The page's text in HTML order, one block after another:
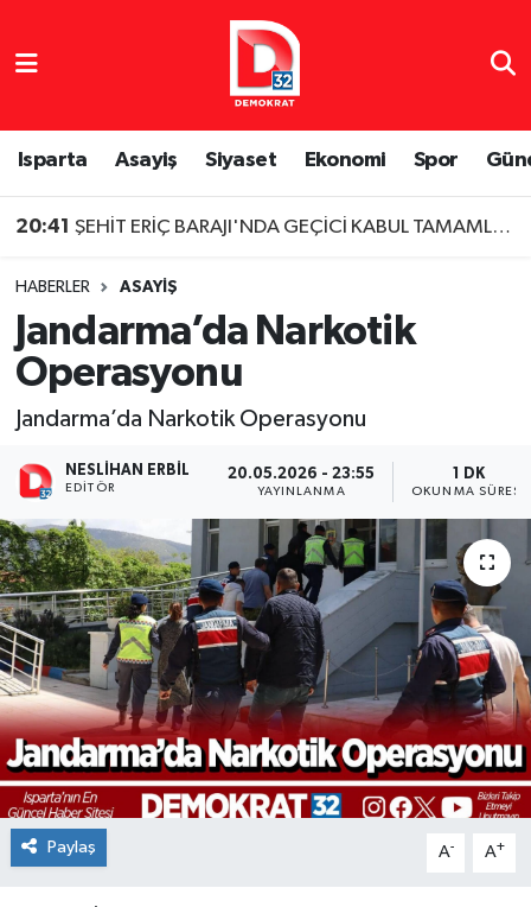
Isparta Asayiş Siyaset Ekonomi Spor
20:41 ŞEHİT ERİÇ BARAJI'NDA GEÇİCİ KABUL TAMAMLANDI
HABERLER ASAYIŞ
Jandarma’da Narkotik
Operasyonu
Jandarma’da Narkotik Operasyonu
NESLIHAN ERBIL
EDITÖR
20.05.2026 - 23:55
YAYINLANMA
1 DK
OKUNMA SÜRESI
Paylaş A- A+
Isparta Nöbetçi Eczaneler
Isparta Hava Durumu
Süper Lig Puan Durumu ve Fikstür
Tüm Manşetler